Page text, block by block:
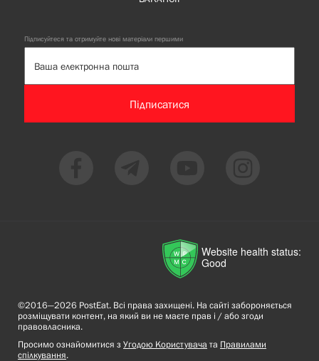
Підписуйтеся та отримуйте нові матеріали першими
Підписатися
Website health status:
Good
©2016—2026 PostEat. Всі права захищені. На сайті забороняється
розміщувати контент, на який ви не маєте прав і / або згоди
правовласника.
Просимо ознайомитися з Угодою Користувача та Правилами
спілкування.